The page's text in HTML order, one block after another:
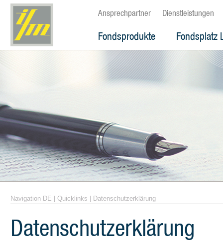
Ansprechpartner Dienstleistungen
Fondsprodukte Fondsplatz
Navigation DE Quicklinks Datenschutzerklärung
Datenschutzerklärung